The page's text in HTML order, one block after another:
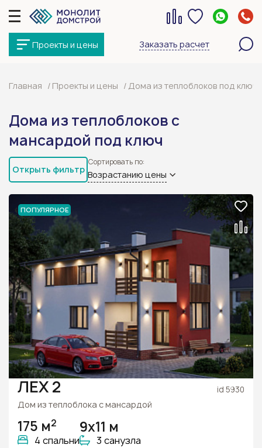
Проекты и цены Заказать расчет
Главная Проекты и цены Дома из теплоблоков под ключ
Дома из теплоблоков с
мансардой под ключ
Сортировать по:
Возрастанию цены
Открыть фильтр
ЛЕХ 2 id 5930
Дом из теплоблока с мансардой
175 м2
4 спальни
9x11 м
3 санузла
ПОПУЛЯРНОЕ